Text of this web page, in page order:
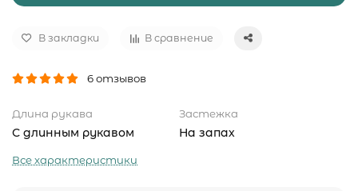
В закладки В сравнение
6 отзывов
Длина рукава
С длинным рукавом
Застежка
На запах
Все характеристики